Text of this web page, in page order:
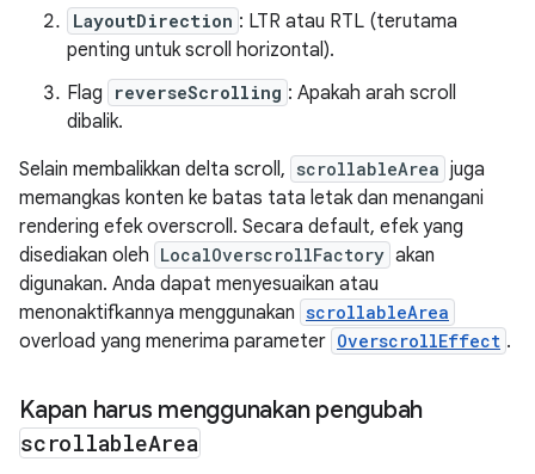
LayoutDirection : LTR atau RTL (terutama
penting untuk scroll horizontal).
Flag
reverseScrolling : Apakah arah scroll
dibalik.
Selain membalikkan delta scroll, scrollableArea juga
memangkas konten ke batas tata letak dan menangani
rendering efek overscroll. Secara default, efek yang
disediakan oleh LocalOverscrollFactory akan
digunakan. Anda dapat menyesuaikan atau
menonaktifkannya menggunakan scrollableArea
overload yang menerima parameter OverscrollEffect .
Kapan harus menggunakan pengubah
scrollableArea